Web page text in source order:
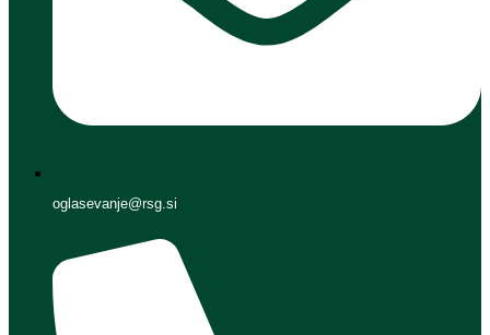
oglasevanje@rsg.si